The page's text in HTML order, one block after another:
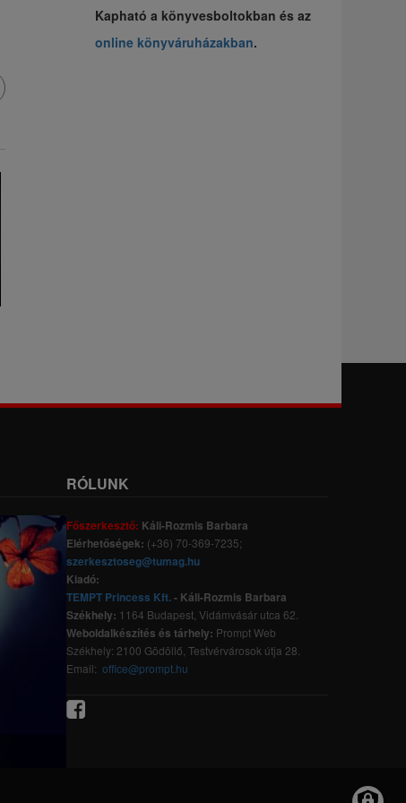
Kapható a könyvesboltokban és az
online könyváruházakban.
RÓLUNK
Főszerkesztő: Káli-Rozmis Barbara
Elérhetőségek: (+36) 70-369-7235;
szerkesztoseg@tumag.hu
Kiadó:
TEMPT Princess Kft.- Káli-Rozmis Barbara
Székhely: 1164 Budapest, Vidámvásár utca 62.
Weboldalkészítés és tárhely: Prompt Web
Székhely: 2100 Gödöllő, Testvérvárosok útja 28.
Email: office@prompt.hu